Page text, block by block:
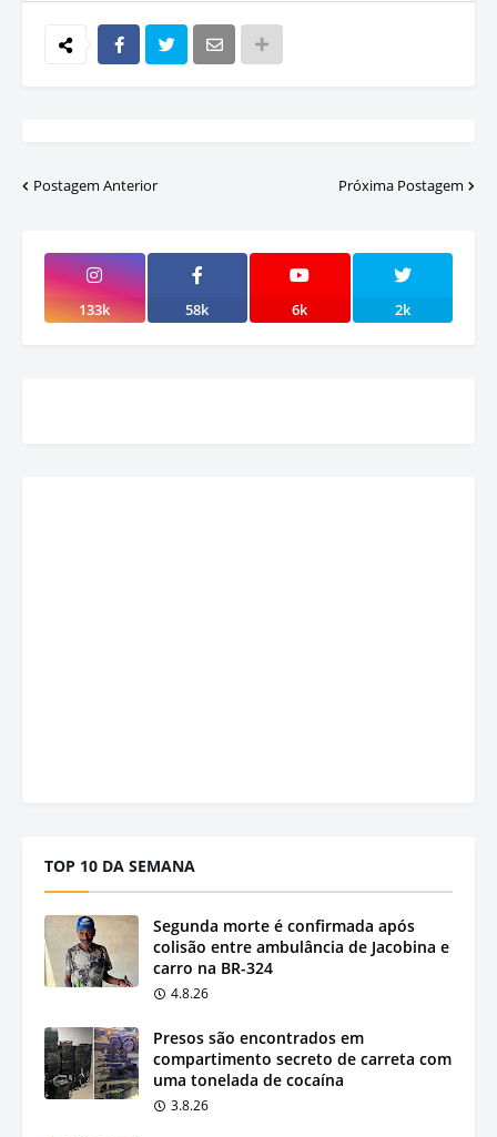
Postagem Anterior Próxima Postagem
133k 58k 6k 2k
TOP 10 DA SEMANA
Segunda morte é confirmada após
colisão entre ambulância de Jacobina e
carro na BR-324
4.8.26
Presos são encontrados em
compartimento secreto de carreta com
uma tonelada de cocaína
3.8.26